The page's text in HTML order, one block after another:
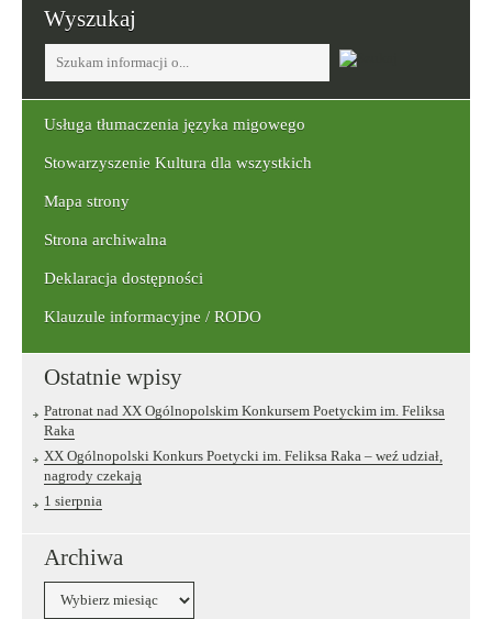
Wyszukaj
wpisz
Usługa tłumaczenia języka migowego
Stowarzyszenie Kultura dla wszystkich
Mapa strony
Strona archiwalna
Deklaracja dostępności
Klauzule informacyjne / RODO
Ostatnie wpisy
Patronat nad XX Ogólnopolskim Konkursem Poetyckim im. Feliksa
Raka
XX Ogólnopolski Konkurs Poetycki im. Feliksa Raka – weź udział,
nagrody czekają
1 sierpnia
Archiwa